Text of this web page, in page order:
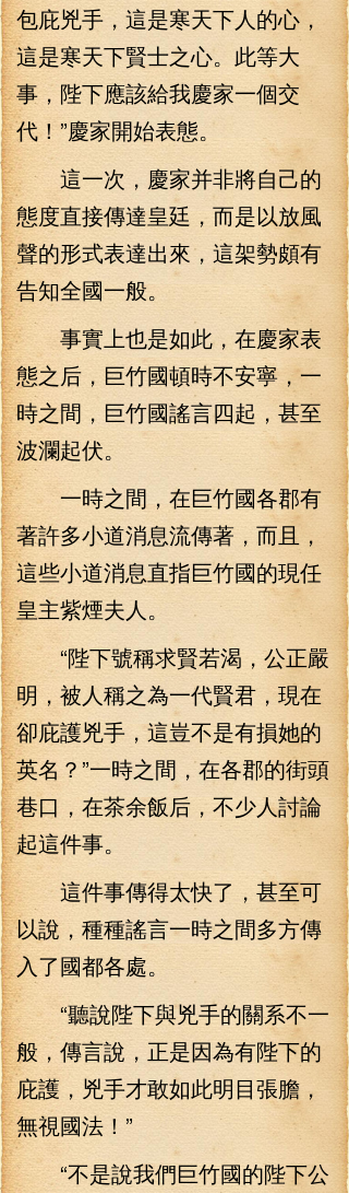
包庇兇手，這是寒天下人的心，
這是寒天下賢士之心。此等大
事，陛下應該給我慶家一個交
代！”慶家開始表態。
這一次，慶家并非將自己的
態度直接傳達皇廷，而是以放風
聲的形式表達出來，這架勢頗有
告知全國一般。
事實上也是如此，在慶家表
態之后，巨竹國頓時不安寧，一
時之間，巨竹國謠言四起，甚至
波瀾起伏。
一時之間，在巨竹國各郡有
著許多小道消息流傳著，而且，
這些小道消息直指巨竹國的現任
皇主紫煙夫人。
“陛下號稱求賢若渴，公正嚴
明，被人稱之為一代賢君，現在
卻庇護兇手，這豈不是有損她的
英名？”一時之間，在各郡的街頭
巷口，在茶余飯后，不少人討論
起這件事。
這件事傳得太快了，甚至可
以說，種種謠言一時之間多方傳
入了國都各處。
“聽說陛下與兇手的關系不一
般，傳言說，正是因為有陛下的
庇護，兇手才敢如此明目張膽，
無視國法！”
“不是說我們巨竹國的陛下公